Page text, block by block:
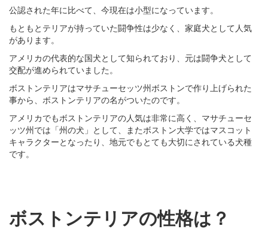
公認された年に比べて、今現在は小型になっています。
もともとテリアが持っていた闘争性は少なく、家庭犬として人気
があります。
アメリカの代表的な国犬として知られており、元は闘争犬として
交配が進められていました。
ボストンテリアはマサチューセッツ州ボストンで作り上げられた
事から、ボストンテリアの名がついたのです。
アメリカでもボストンテリアの人気は非常に高く、マサチューセ
ッツ州では「州の犬」として、またボストン大学ではマスコット
キャラクターとなったり、地元でもとても大切にされている犬種
です。
ボストンテリアの性格は？